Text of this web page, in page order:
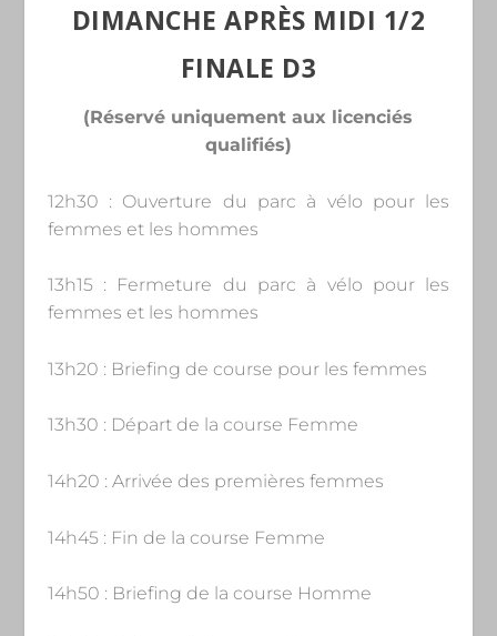
DIMANCHE APRÈS MIDI 1/2
FINALE D3
(Réservé uniquement aux licenciés
qualifiés)
12h30 : Ouverture du parc à vélo pour les
femmes et les hommes
13h15 : Fermeture du parc à vélo pour les
femmes et les hommes
13h20 : Briefing de course pour les femmes
13h30 : Départ de la course Femme
14h20 : Arrivée des premières femmes
14h45 : Fin de la course Femme
14h50 : Briefing de la course Homme